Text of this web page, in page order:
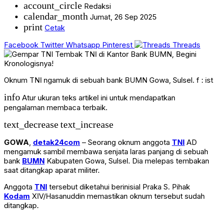
account_circle Redaksi
calendar_month Jumat, 26 Sep 2025
print Cetak
Facebook Twitter Whatsapp Pinterest Threads
Oknum TNI ngamuk di sebuah bank BUMN Gowa, Sulsel. f : ist
info Atur ukuran teks artikel ini untuk mendapatkan
pengalaman membaca terbaik.
text_decreasetext_increase
GOWA, detak24com – Seorang oknum anggota TNI AD
mengamuk sambil membawa senjata laras panjang di sebuah
bank BUMN Kabupaten Gowa, Sulsel. Dia melepas tembakan
saat ditangkap aparat militer.
Anggota TNI tersebut diketahui berinisial Praka S. Pihak
Kodam XIV/Hasanuddin memastikan oknum tersebut sudah
ditangkap.